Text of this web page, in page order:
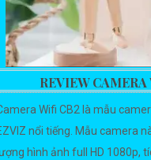
REVIEW
Wifi CB2 là mẫu
nổi tiếng. Mẫu camera
hình ảnh full HD 1080p,